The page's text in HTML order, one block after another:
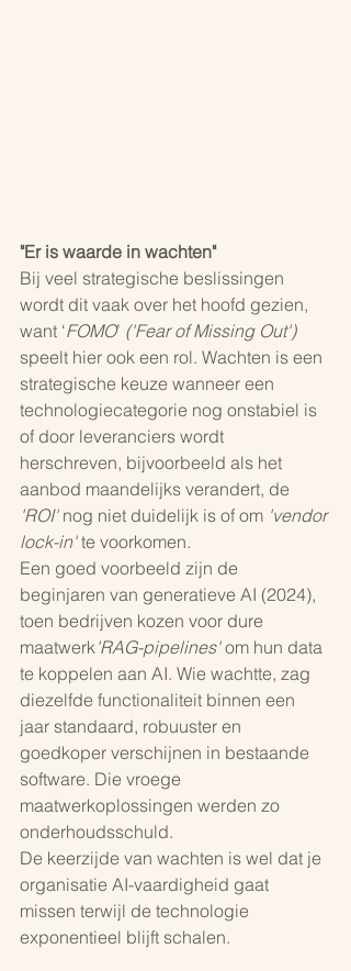
"Er is waarde in wachten"
Bij veel strategische beslissingen
wordt dit vaak over het hoofd gezien,
want ‘FOMO’ ('Fear of Missing Out')
speelt hier ook een rol. Wachten is een
strategische keuze wanneer een
technologiecategorie nog onstabiel is
of door leveranciers wordt
herschreven, bijvoorbeeld als het
aanbod maandelijks verandert, de
'ROI' nog niet duidelijk is of om 'vendor
lock-in' te voorkomen.
Een goed voorbeeld zijn de
beginjaren van generatieve AI (2024),
toen bedrijven kozen voor dure
maatwerk'RAG-pipelines' om hun data
te koppelen aan AI. Wie wachtte, zag
diezelfde functionaliteit binnen een
jaar standaard, robuuster en
goedkoper verschijnen in bestaande
software. Die vroege
maatwerkoplossingen werden zo
onderhoudsschuld.
De keerzijde van wachten is wel dat je
organisatie AI-vaardigheid gaat
missen terwijl de technologie
exponentieel blijft schalen.